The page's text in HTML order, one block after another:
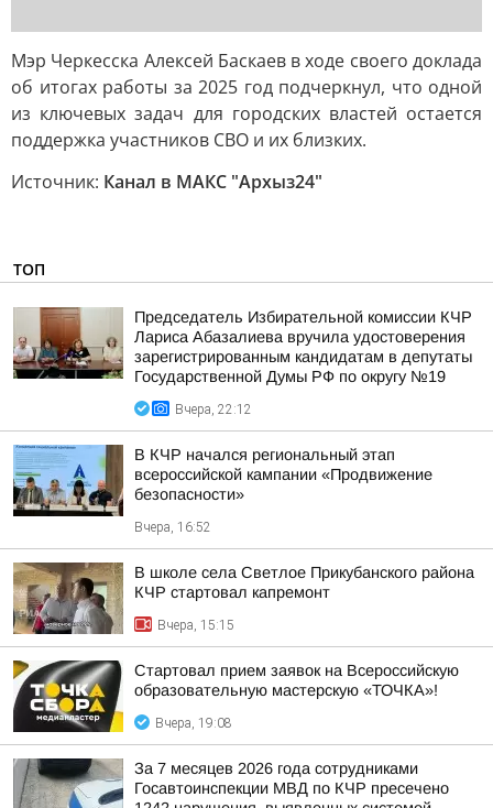
Мэр Черкесска Алексей Баскаев в ходе своего доклада
об итогах работы за 2025 год подчеркнул, что одной
из ключевых задач для городских властей остается
поддержка участников СВО и их близких.
Источник: Канал в МАКС "Архыз24"
ТОП
Председатель Избирательной комиссии КЧР
Лариса Абазалиева вручила удостоверения
зарегистрированным кандидатам в депутаты
Государственной Думы РФ по округу №19
Вчера, 22:12
В КЧР начался региональный этап
всероссийской кампании «Продвижение
безопасности»
Вчера, 16:52
В школе села Светлое Прикубанского района
КЧР стартовал капремонт
Вчера, 15:15
Стартовал прием заявок на Всероссийскую
образовательную мастерскую «ТОЧКА»!
Вчера, 19:08
За 7 месяцев 2026 года сотрудниками
Госавтоинспекции МВД по КЧР пресечено